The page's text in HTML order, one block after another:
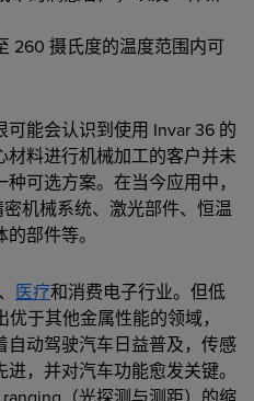
260 摄氏度的温度范围内可
能会认识到使用 Invar 36 的
料进行机械加工的客户并未
可选方案。在当今应用中，
机械系统、激光部件、恒温
部件等。
、 医疗和消费电子行业。但低
于其他金属性能的领域，
动驾驶汽车日益普及，传感
，并对汽车功能愈发关键。